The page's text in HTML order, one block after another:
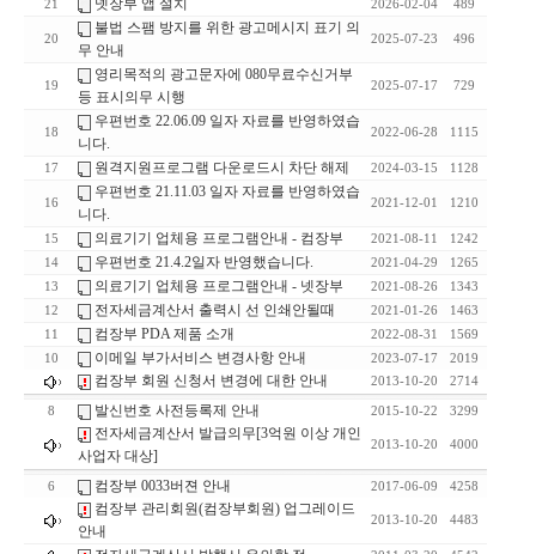
21
넷장부 앱 설치 2026-02-04 489
20
불법 스팸 방지를 위한 광고메시지 표기 의
무 안내
2025-07-23 496
19
영리목적의 광고문자에 080무료수신거부
등 표시의무 시행
2025-07-17 729
18
우편번호 22.06.09 일자 자료를 반영하였습
니다.
2022-06-28 1115
17 원격지원프로그램 다운로드시 차단 해제 2024-03-15 1128
16
우편번호 21.11.03 일자 자료를 반영하였습
니다.
2021-12-01 1210
15 의료기기 업체용 프로그램안내 - 컴장부 2021-08-11
1242
14
우편번호 21.4.2일자 반영했습니다. 2021-04-29
1265
13
의료기기 업체용 프로그램안내 - 넷장부 2021-08-26
1343
12
전자세금계산서 출력시 선 인쇄안될때 2021-01-26
1463
11
컴장부 PDA 제품 소개 2022-08-31
1569
10
이메일 부가서비스 변경사항 안내 2023-07-17 2019
컴장부 회원 신청서 변경에 대한 안내 2013-10-20 2714
8 발신번호 사전등록제 안내 2015-10-22 3299
전자세금계산서 발급의무[3억원 이상 개인
사업자 대상]
2013-10-20 4000
6 컴장부 0033버젼 안내 2017-06-09 4258
컴장부 관리회원(컴장부회원) 업그레이드
안내
2013-10-20 4483